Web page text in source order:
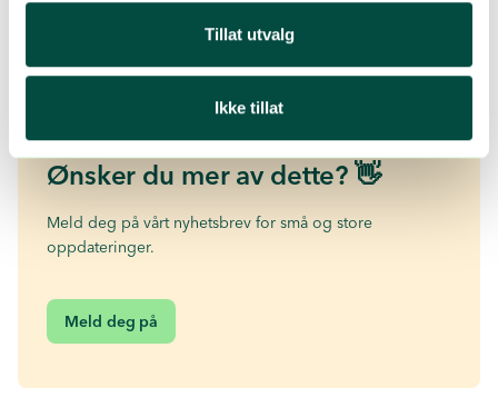
Tillat utvalg
Ikke tillat
Er det artikler eller spørsmål du savner i kunnskapsbanken?
Ønsker du mer av dette? 👋
Meld deg på vårt nyhetsbrev for små og store
oppdateringer.
Meld deg på